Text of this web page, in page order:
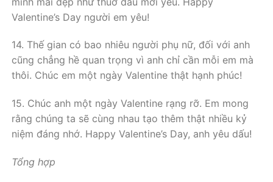
Valentine’s Day người em yêu!
14. Thế gian có bao nhiêu người phụ nữ, đối với anh
cũng chẳng hề quan trọng vì anh chỉ cần mỗi em mà
thôi. Chúc em một ngày Valentine thật hạnh phúc!
15. Chúc anh một ngày Valentine rạng rỡ. Em mong
rằng chúng ta sẽ cùng nhau tạo thêm thật nhiều kỷ
niệm đáng nhớ. Happy Valentine’s Day, anh yêu dấu!
Tổng hợp